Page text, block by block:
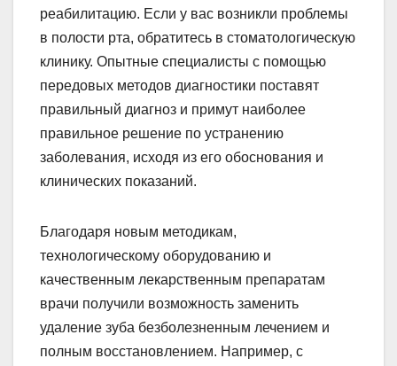
реабилитацию. Если у вас возникли проблемы
в полости рта, обратитесь в стоматологическую
клинику. Опытные специалисты с помощью
передовых методов диагностики поставят
правильный диагноз и примут наиболее
правильное решение по устранению
заболевания, исходя из его обоснования и
клинических показаний.
Благодаря новым методикам,
технологическому оборудованию и
качественным лекарственным препаратам
врачи получили возможность заменить
удаление зуба безболезненным лечением и
полным восстановлением. Например, с